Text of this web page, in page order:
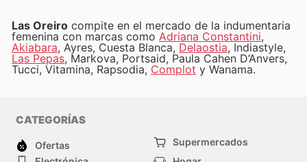
Las Oreiro compite en el mercado de la indumentaria
femenina con marcas como Adriana Constantini,
Akiabara, Ayres, Cuesta Blanca, Delaostia, Indiastyle,
Las Pepas, Markova, Portsaid, Paula Cahen D’Anvers,
Tucci, Vitamina, Rapsodia, Complot y Wanama.
CATEGORÍAS
Ofertas
Supermercados